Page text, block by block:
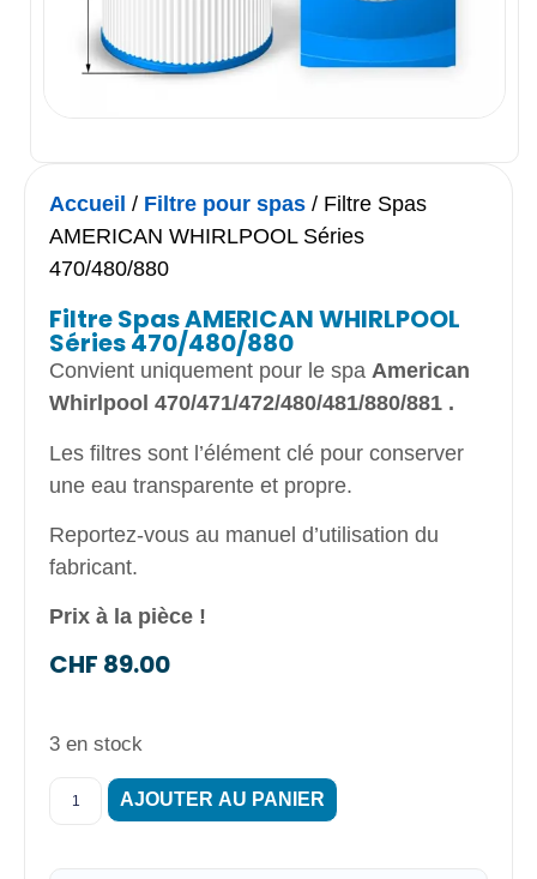
Accueil / Filtre pour spas / Filtre Spas
AMERICAN WHIRLPOOL Séries
470/480/880
Filtre Spas AMERICAN WHIRLPOOL
Séries 470/480/880
Convient uniquement pour le spaAmerican
Whirlpool 470/471/472/480/481/880/881 .
Les filtres sont l’élément clé pour conserver
une eau transparente et propre.
Reportez-vous au manuel d’utilisation du
fabricant.
Prix à la pièce !
CHF 89.00
3 en stock
AJOUTER AU PANIER